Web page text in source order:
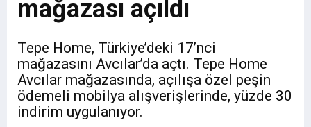
mağazası açıldı
Tepe Home, Türkiye’deki 17’nci
mağazasını Avcılar’da açtı. Tepe Home
Avcılar mağazasında, açılışa özel peşin
ödemeli mobilya alışverişlerinde, yüzde 30
indirim uygulanıyor.